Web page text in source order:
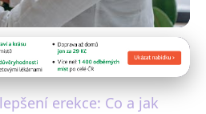
potenci
erekce: Co a jak